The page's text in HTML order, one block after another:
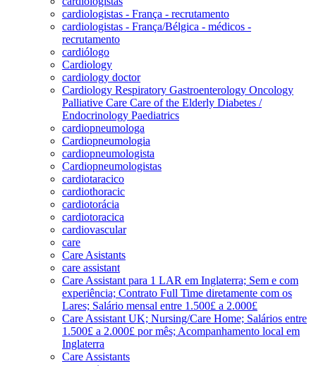
cardiologistas - França - recrutamento
cardiologistas - França/Bélgica - médicos -
recrutamento
cardiólogo
Cardiology
cardiology doctor
Cardiology Respiratory Gastroenterology Oncology
Palliative Care Care of the Elderly Diabetes /
Endocrinology Paediatrics
cardiopneumologa
Cardiopneumologia
cardiopneumologista
Cardiopneumologistas
cardiotaracico
cardiothoracic
cardiotorácia
cardiotoracica
cardiovascular
care
Care Asistants
care assistant
Care Assistant para 1 LAR em Inglaterra; Sem e com
experiência; Contrato Full Time diretamente com os
Lares; Salário mensal entre 1.500£ a 2.000£
Care Assistant UK; Nursing/Care Home; Salários entre
1.500£ a 2.000£ por mês; Acompanhamento local em
Inglaterra
Care Assistants